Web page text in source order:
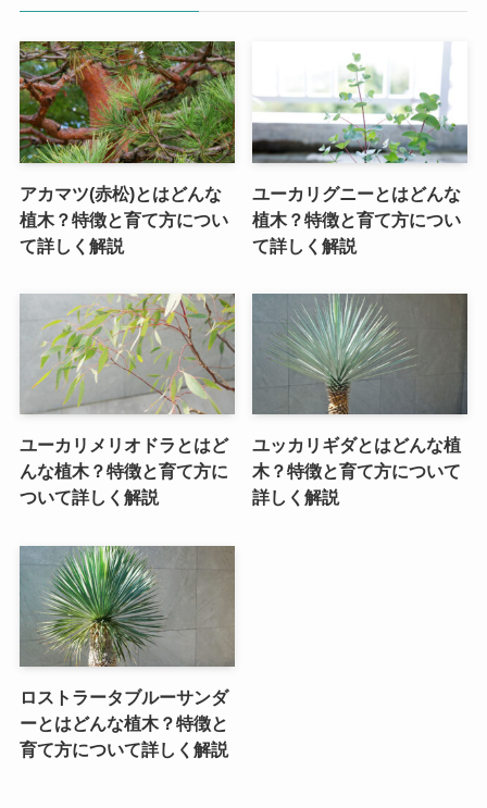
アカマツ(赤松)とはどんな
植木？特徴と育て方につい
て詳しく解説
ユーカリグニーとはどんな
植木？特徴と育て方につい
て詳しく解説
ユーカリメリオドラとはど
んな植木？特徴と育て方に
ついて詳しく解説
ユッカリギダとはどんな植
木？特徴と育て方について
詳しく解説
ロストラータブルーサンダ
ーとはどんな植木？特徴と
育て方について詳しく解説